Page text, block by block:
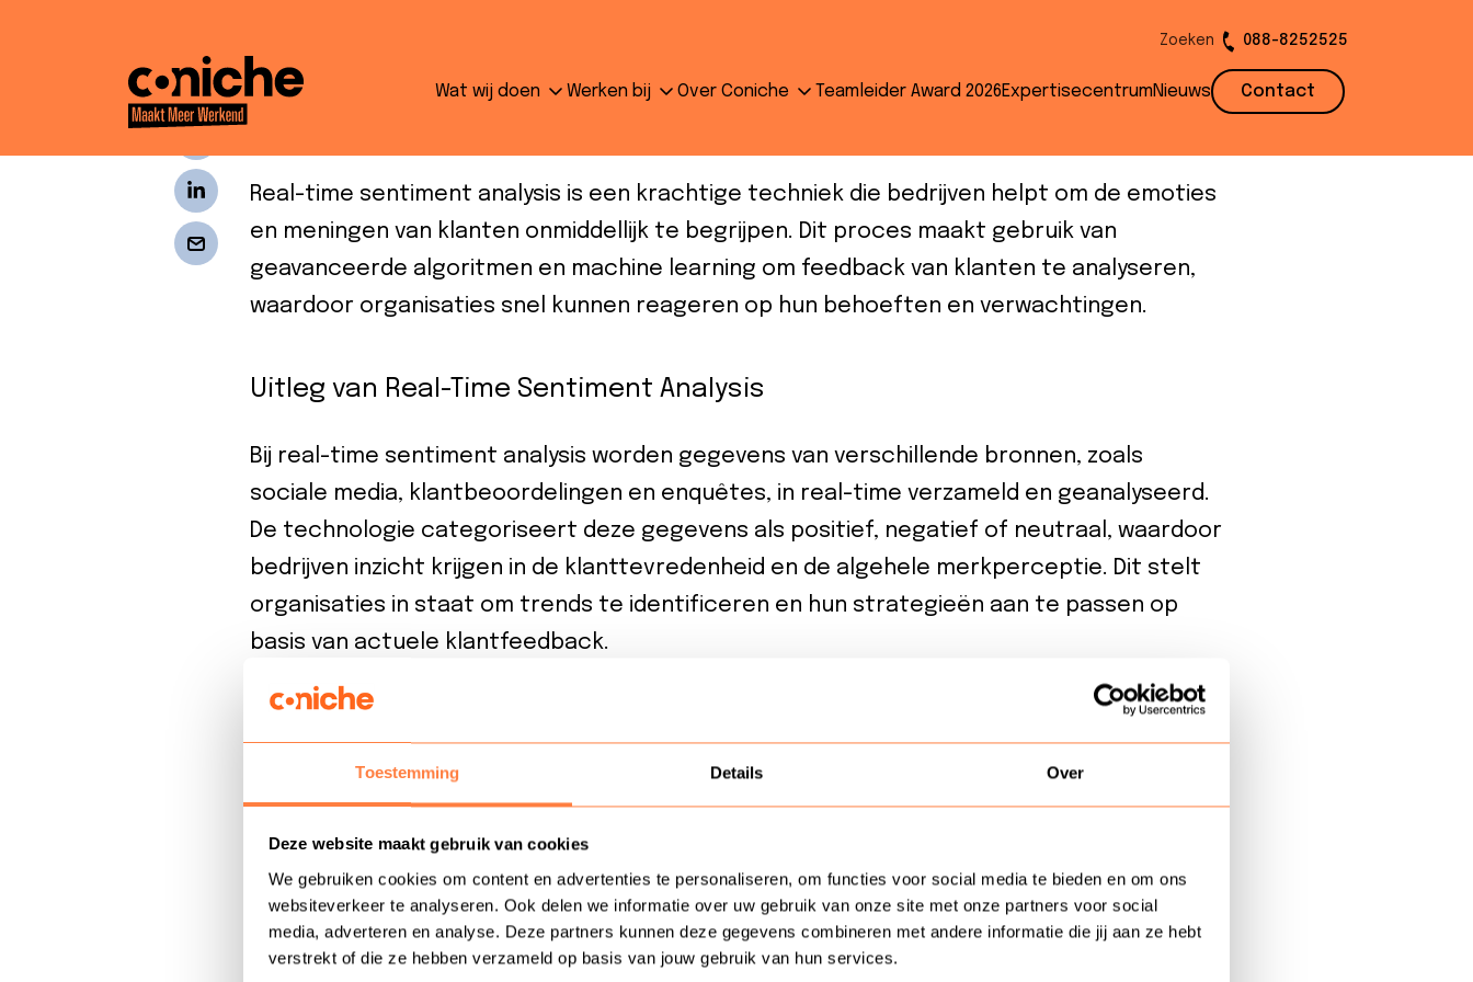
Toestemming Details Over
Deze website maakt gebruik van cookies
We gebruiken cookies om content en advertenties te personaliseren, om functies voor social media te bieden en om ons
websiteverkeer te analyseren. Ook delen we informatie over uw gebruik van onze site met onze partners voor social
media, adverteren en analyse. Deze partners kunnen deze gegevens combineren met andere informatie die jij aan ze hebt
verstrekt of die ze hebben verzameld op basis van jouw gebruik van hun services.
Zoeken 088-8252525
Wat wij doen Werken bij Over Coniche Teamleider Award 2026ExpertisecentrumNieuws Contact
Wat is real-time sentiment analysis?
Real-time sentiment analysis is een krachtige techniek die bedrijven helpt om de emoties
en meningen van klanten onmiddellijk te begrijpen. Dit proces maakt gebruik van
geavanceerde algoritmen en machine learning om feedback van klanten te analyseren,
waardoor organisaties snel kunnen reageren op hun behoeften en verwachtingen.
Uitleg van Real-Time Sentiment Analysis
Bij real-time sentiment analysis worden gegevens van verschillende bronnen, zoals
sociale media, klantbeoordelingen en enquêtes, in real-time verzameld en geanalyseerd.
De technologie categoriseert deze gegevens als positief, negatief of neutraal, waardoor
bedrijven inzicht krijgen in de klanttevredenheid en de algehele merkperceptie. Dit stelt
organisaties in staat om trends te identificeren en hun strategieën aan te passen op
basis van actuele klantfeedback.
op sociale media volgen. Als de reacties over het nieuwe gerecht overwegend negatief
zijn, kan het restaurant snel besluiten om het gerecht aan te passen of te verwijderen,
wat helpt om de klanttevredenheid te waarborgen.